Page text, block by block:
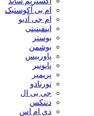
ام بی آکوستیک
ام جی آدیو
اینفینیتی
بوستر
بوشمن
پاوربیس
پایونیر
پریمیر
تورنادو
جی بی ال
دنتکس
دی ام اس